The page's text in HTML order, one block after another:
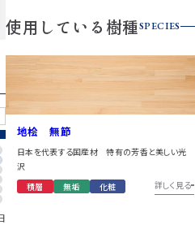
使用している樹種SPECIES
地桧 無節
日本を代表する国産材 特有の芳香と美しい光
沢
積層
無垢 化粧 詳しく見る